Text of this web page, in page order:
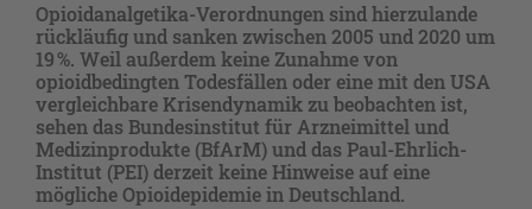
Opioidanalgetika-Verordnungen sind hierzulande
rückläufig und sanken zwischen 2005 und 2020 um
19 %. Weil außerdem keine Zunahme von
opioidbedingten Todesfällen oder eine mit den USA
vergleichbare Krisendynamik zu beobachten ist,
sehen das Bundesinstitut für Arzneimittel und
Medizinprodukte (BfArM) und das Paul-Ehrlich-
Institut (PEI) derzeit keine Hinweise auf eine
mögliche Opioidepidemie in Deutschland.